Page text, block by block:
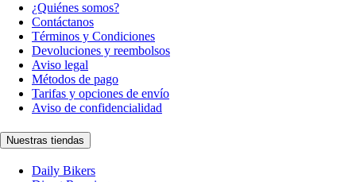
¿Quiénes somos?
Contáctanos
Términos y Condiciones
Devoluciones y reembolsos
Aviso legal
Métodos de pago
Tarifas y opciones de envío
Aviso de confidencialidad
Nuestras tiendas
Daily Bikers